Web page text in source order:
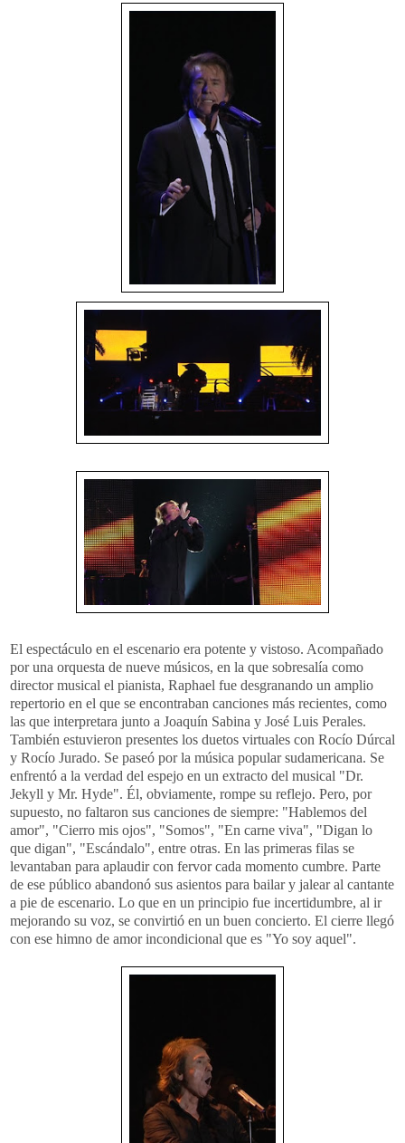
El espectáculo en el escenario era potente y vistoso. Acompañado
por una orquesta de nueve músicos, en la que sobresalía como
director musical el pianista, Raphael fue desgranando un amplio
repertorio en el que se encontraban canciones más recientes, como
las que interpretara junto a Joaquín Sabina y José Luis Perales.
También estuvieron presentes los duetos virtuales con Rocío Dúrcal
y Rocío Jurado. Se paseó por la música popular sudamericana. Se
enfrentó a la verdad del espejo en un extracto del musical "Dr.
Jekyll y Mr. Hyde". Él, obviamente, rompe su reflejo. Pero, por
supuesto, no faltaron sus canciones de siempre: "Hablemos del
amor", "Cierro mis ojos", "Somos", "En carne viva", "Digan lo
que digan", "Escándalo", entre otras. En las primeras filas se
levantaban para aplaudir con fervor cada momento cumbre. Parte
de ese público abandonó sus asientos para bailar y jalear al cantante
a pie de escenario. Lo que en un principio fue incertidumbre, al ir
mejorando su voz, se convirtió en un buen concierto. El cierre llegó
con ese himno de amor incondicional que es "Yo soy aquel".